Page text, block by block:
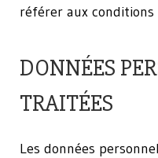
référer aux conditions
DONNÉES
TRAITÉES
Les données